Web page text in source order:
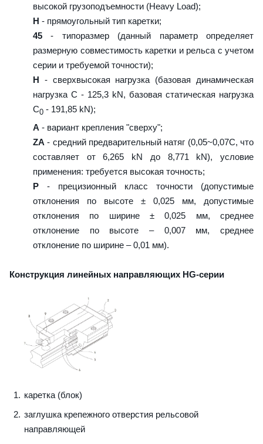
высокой грузоподъемности (Heavy Load);
H - прямоугольный тип каретки;
45 - типоразмер (данный параметр определяет
размерную совместимость каретки и рельса с учетом
серии и требуемой точности);
H - сверхвысокая нагрузка (базовая динамическая
нагрузка C - 125,3 kN, базовая статическая нагрузка
С0 - 191,85 kN);
A - вариант крепления "сверху";
ZA - средний предварительный натяг (0,05~0,07C, что
составляет от 6,265 kN до 8,771 kN), условие
применения: требуется высокая точность;
P - прецизионный класс точности (допустимые
отклонения по высоте ± 0,025 мм, допустимые
отклонения по ширине ± 0,025 мм, среднее
отклонение по высоте – 0,007 мм, среднее
отклонение по ширине – 0,01 мм).
Конструкция линейных направляющих HG-серии
каретка (блок)
заглушка крепежного отверстия рельсовой
направляющей